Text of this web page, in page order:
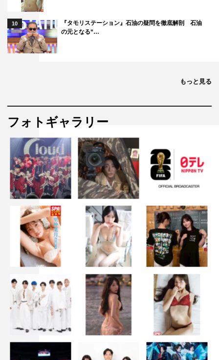
10
『タモリステーション』石油の疑問を徹底解剖 石油
の元となる“…
もっと見る
フォトギャラリー